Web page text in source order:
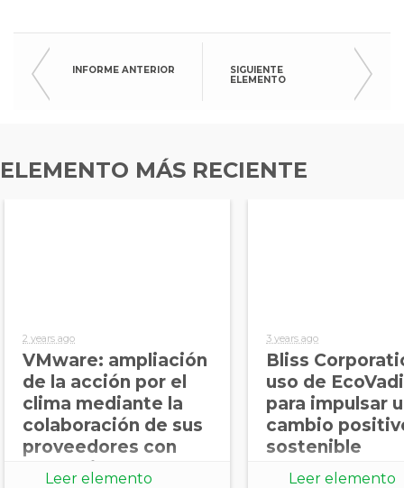
INFORME ANTERIOR
SIGUIENTE
ELEMENTO
ELEMENTO MÁS RECIENTE
2 years ago
VMware: ampliación
de la acción por el
clima mediante la
colaboración de sus
proveedores con
EcoVadis
Leer elemento
3 years ago
Bliss
uso de
para impulsar
cambio
sostenible
Leer elemento